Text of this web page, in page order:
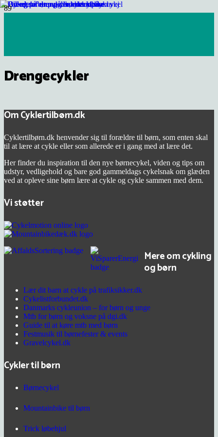
Drengecykler
Om Cyklertilbørn.dk
Cyklertilbørn.dk henvender sig til forældre til børn, som enten skal
til at lære at cykle eller som allerede er i gang med at lære det.
Her finder du inspiration til den nye børnecykel, viden og tips om
udstyr, vedligehold og bare god gammeldags cykelsnak om glæden
ved at opleve sine børn lære at cykle og cykle sammen med dem.
Vi støtter
Mere om cykling
og børn
Lær dit barn at cykle på trafiksikker.dk
Cykelistforbundet.dk
Danmarks cykleunion – for børn og unge
Mtb for børn og voksne på dgi.dk
Guide til at køre mtb med børn
Festmusik til børnefester & events
Gravelcykel.dk
Cykler til børn
Børnecykel
Mountainbike til børn
Trick løbehjul